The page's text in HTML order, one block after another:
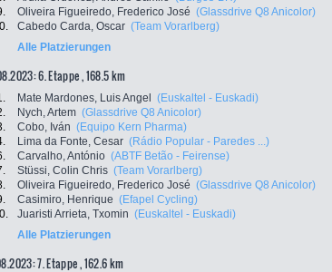
Oliveira Figueiredo, Frederico José (Glassdrive Q8 Anicolor)
Cabedo Carda, Oscar (Team Vorarlberg)
Alle Platzierungen
6. Etappe , 168.5 km
Mate Mardones, Luis Angel (Euskaltel - Euskadi)
Nych, Artem (Glassdrive Q8 Anicolor)
Cobo, Iván (Equipo Kern Pharma)
Lima da Fonte, Cesar (Rádio Popular - Paredes ...)
Carvalho, António (ABTF Betão - Feirense)
Stüssi, Colin Chris (Team Vorarlberg)
Oliveira Figueiredo, Frederico José (Glassdrive Q8 Anicolor)
Casimiro, Henrique (Efapel Cycling)
Juaristi Arrieta, Txomin (Euskaltel - Euskadi)
Alle Platzierungen
7. Etappe , 162.6 km